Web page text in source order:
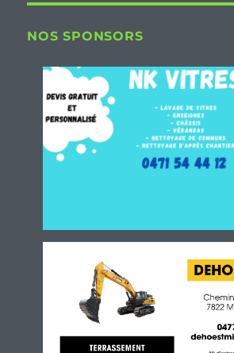
NOS SPONSORS